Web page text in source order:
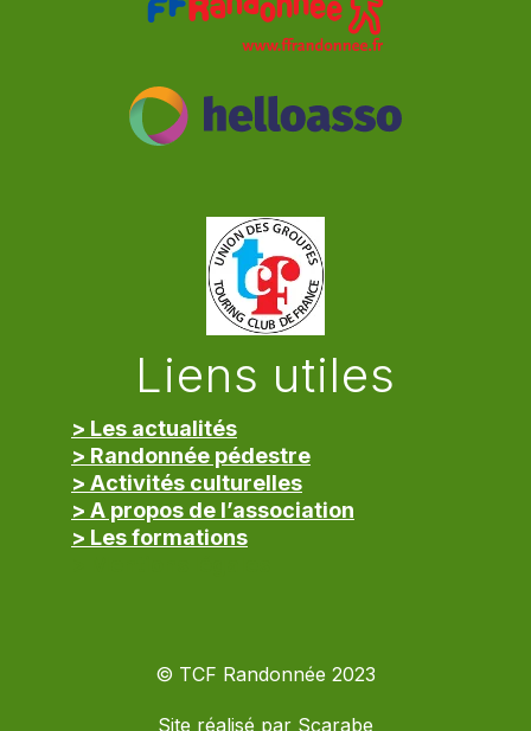
Liens utiles
> Les actualités
> Randonnée pédestre
> Activités culturelles
> A propos de l’association
> Les formations
© TCF Randonnée 2023
Site réalisé par Scarabe